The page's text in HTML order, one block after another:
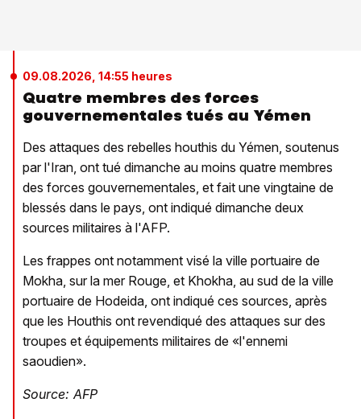
09.08.2026, 14:55 heures
Quatre membres des forces
gouvernementales tués au Yémen
Des attaques des rebelles houthis du Yémen, soutenus
par l'Iran, ont tué dimanche au moins quatre membres
des forces gouvernementales, et fait une vingtaine de
blessés dans le pays, ont indiqué dimanche deux
sources militaires à l'AFP.
Les frappes ont notamment visé la ville portuaire de
Mokha, sur la mer Rouge, et Khokha, au sud de la ville
portuaire de Hodeida, ont indiqué ces sources, après
que les Houthis ont revendiqué des attaques sur des
troupes et équipements militaires de «l'ennemi
saoudien».
Source: AFP